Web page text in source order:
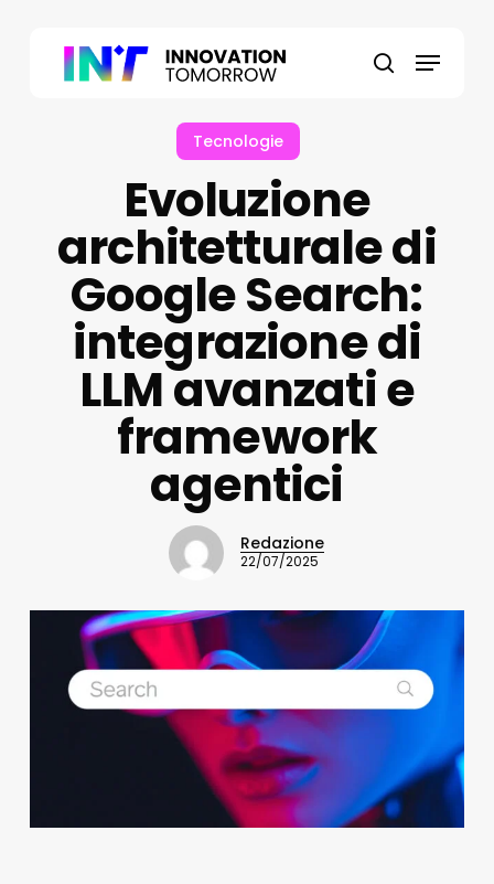
search
Menu
Tecnologie
Evoluzione
architetturale di
Google Search:
integrazione di
LLM avanzati e
framework
agentici
Redazione
22/07/2025